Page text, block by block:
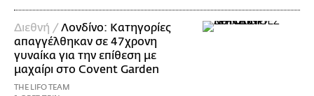
Διεθνή /Λονδίνο: Κατηγορίες
απαγγέλθηκαν σε 47χρονη
γυναίκα για την επίθεση με
μαχαίρι στο Covent Garden
THE LIFO TEAM